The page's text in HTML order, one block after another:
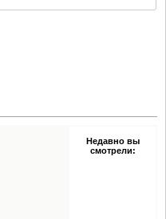
Недавно вы
смотрели: